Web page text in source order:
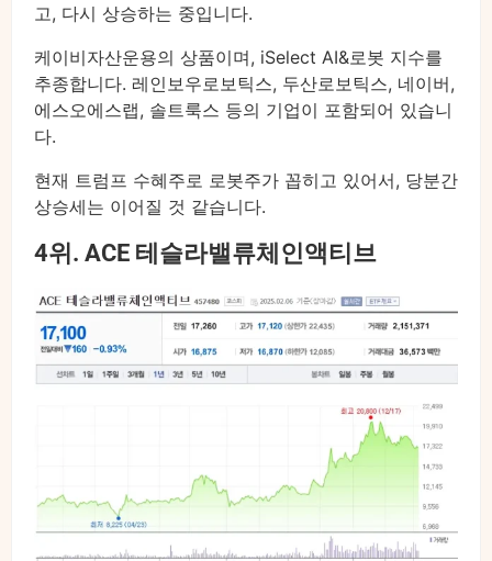
고, 다시 상승하는 중입니다.
케이비자산운용의 상품이며, iSelect AI&로봇 지수를
추종합니다. 레인보우로보틱스, 두산로보틱스, 네이버,
에스오에스랩, 솔트룩스 등의 기업이 포함되어 있습니
다.
현재 트럼프 수혜주로 로봇주가 꼽히고 있어서, 당분간
상승세는 이어질 것 같습니다.
4위. ACE 테슬라밸류체인액티브